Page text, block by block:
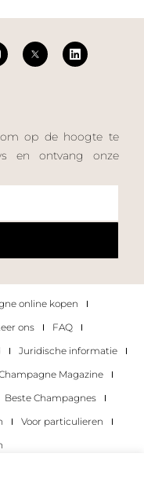
op de hoogte te
en ontvang onze
online kopen
ons
FAQ
Juridische informatie
Magazine
Beste Champagnes
Voor particulieren